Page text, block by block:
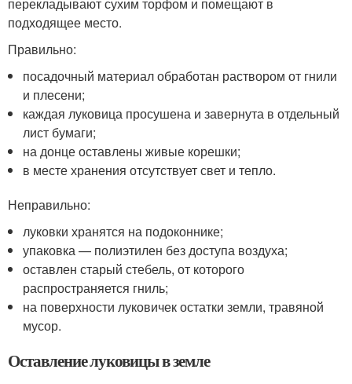
подходящее место.
Правильно:
посадочный материал обработан раствором от гнили
и плесени;
каждая луковица просушена и завернута в отдельный
лист бумаги;
на донце оставлены живые корешки;
в месте хранения отсутствует свет и тепло.
Неправильно:
луковки хранятся на подоконнике;
упаковка — полиэтилен без доступа воздуха;
оставлен старый стебель, от которого
распространяется гниль;
на поверхности луковичек остатки земли, травяной
мусор.
Оставление луковицы в земле